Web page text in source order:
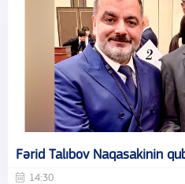
Fərid Talıbov Naqasakinin
14:30